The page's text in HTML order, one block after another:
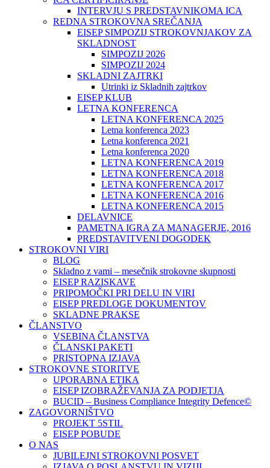
INTERVJU S PREDSTAVNIKOMA ICA
REDNA STROKOVNA SREČANJA
EISEP SIMPOZIJ STROKOVNJAKOV ZA
SKLADNOST
SIMPOZIJ 2026
SIMPOZIJ 2024
SKLADNI ZAJTRKI
Utrinki iz Skladnih zajtrkov
EISEP KLUB
LETNA KONFERENCA
LETNA KONFERENCA 2025
Letna konferenca 2023
Letna konferenca 2021
Letna konferenca 2020
LETNA KONFERENCA 2019
LETNA KONFERENCA 2018
LETNA KONFERENCA 2017
LETNA KONFERENCA 2016
LETNA KONFERENCA 2015
DELAVNICE
PAMETNA IGRA ZA MANAGERJE, 2016
PREDSTAVITVENI DOGODEK
STROKOVNI VIRI
BLOG
Skladno z vami – mesečnik strokovne skupnosti
EISEP RAZISKAVE
PRIPOMOČKI PRI DELU IN VIRI
EISEP PREDLOGE DOKUMENTOV
SKLADNE PRAKSE
ČLANSTVO
VSEBINA ČLANSTVA
ČLANSKI PAKETI
PRISTOPNA IZJAVA
STROKOVNE STORITVE
UPORABNA ETIKA
EISEP IZOBRAŽEVANJA ZA PODJETJA
BUCID – Business Compliance Integrity Defence©
ZAGOVORNIŠTVO
PROJEKT 5STIL
EISEP POBUDE
O NAS
JUBILEJNI STROKOVNI POSVET